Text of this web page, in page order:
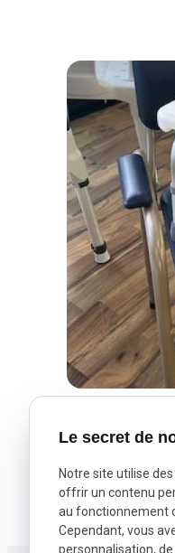
Le secret de
Notre site utilise
offrir un contenu
au fonctionnement
Cependant, vous
personnalisation,